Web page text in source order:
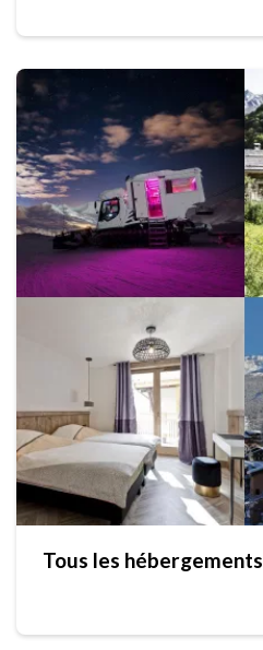
Tous les hébergements